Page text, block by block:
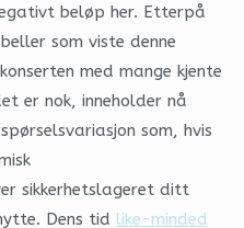
beløp her. Etterpå
som viste denne
med mange kjente
er nok, inneholder nå
som, hvis
sikkerhetslageret ditt
Dens tid like-minded